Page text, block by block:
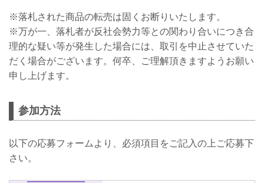
※落札された商品の転売は固くお断りいたします。
※万が一、落札者が反社会勢力等との関わり合いにつき合
理的な疑い等が発生した場合には、取引を中止させていた
だく場合がございます。何卒、ご理解頂きますようお願い
申し上げます。
参加方法
以下の応募フォームより、必須項目をご記入の上ご応募下
さい。